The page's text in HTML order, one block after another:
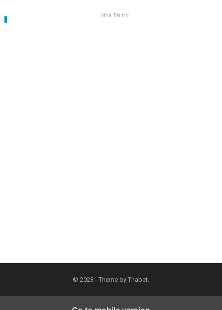
Nhà Tài trợ
© 2023 - Theme by Thabet.